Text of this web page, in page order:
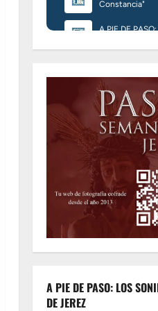
A PIE DE PASO: LOS
DE JEREZ